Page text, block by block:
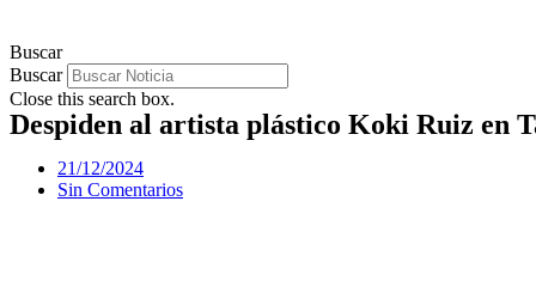
Buscar
Buscar
Close this search box.
Despiden al artista plástico Koki Ruiz en
21/12/2024
Sin Comentarios